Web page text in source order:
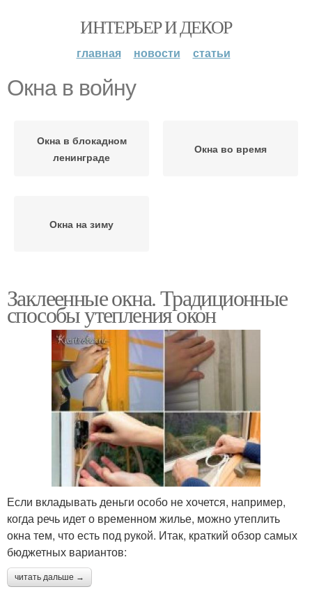
ИНТЕРЬЕР И ДЕКОР
главная новости статьи
Окна в войну
Окна в блокадном
ленинграде
Окна во время
Окна на зиму
Заклеенные окна. Традиционные
способы утепления окон
Если вкладывать деньги особо не хочется, например,
когда речь идет о временном жилье, можно утеплить
окна тем, что есть под рукой. Итак, краткий обзор самых
бюджетных вариантов:
читать дальше →